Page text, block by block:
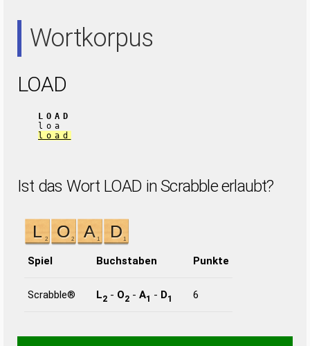
Wortkorpus
LOAD
LOAD
loa
load
Ist das Wort LOAD in Scrabble erlaubt?
Spiel Buchstaben Punkte
Scrabble® L2 - O2 - A1 - D1 6